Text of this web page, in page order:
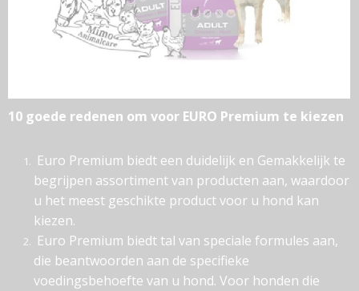
10 goede redenen om voor EURO Premium te kiezen
Euro Premium biedt een duidelijk en Gemakkelijk te
begrijpen assortiment van producten aan, waardoor
u het meest geschikte product voor u hond kan
kiezen.
Euro Premium biedt tal van speciale formules aan,
die beantwoorden aan de specifieke
voedingsbehoefte van u hond. Voor honden die